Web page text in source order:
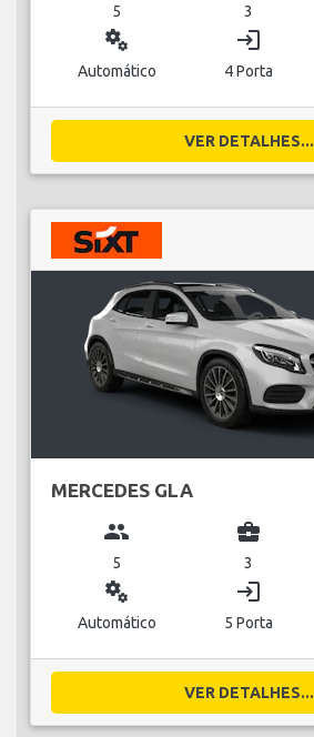
5 3
miscellaneous_services
Automático
login
4 Porta
VER DETALHES...
MERCEDES GLA
group
5
business_center
3
miscellaneous_services
Automático
login
5 Porta
VER DETALHES...